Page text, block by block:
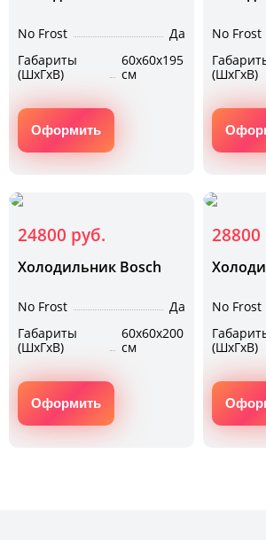
No Frost
Да
Габариты
(ШхГхВ)
60х60х195
см
Оформить
No Frost
(ШхГхВ)
24800 руб.
Холодильник Bosch
No Frost
Да
Габариты
(ШхГхВ)
60х60х200
см
Оформить
28800
No Frost
(ШхГхВ)